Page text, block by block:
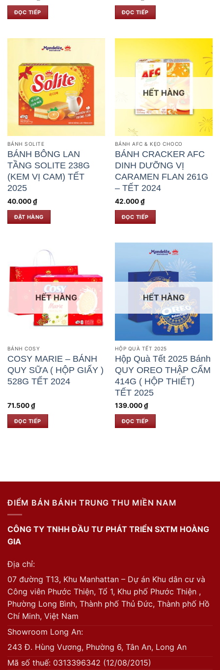
ĐỌC TIẾP ĐỌC TIẾP
BÁNH SOLITE
BÁNH BÔNG LAN
TẦNG SOLITE 238G
(KEM VỊ CAM) TẾT
2025
40.000₫
ĐẶT HÀNG
HẾT HÀNG
BÁNH AFC & KẸO CHOCO
BÁNH CRACKER AFC
DINH DƯỠNG VỊ
CARAMEN FLAN 261G
– TẾT 2024
42.000₫
ĐỌC TIẾP
HẾT HÀNG
BÁNH COSY
COSY MARIE – BÁNH
QUY SỮA ( HỘP GIẤY )
528G TẾT 2024
71.500₫
ĐỌC TIẾP
HẾT HÀNG
HỘP QUÀ TẾT 2025
Hộp Quà Tết 2025 Bánh
QUY OREO THẬP CẨM
414G ( HỘP THIẾT)
TẾT 2025
139.000₫
ĐỌC TIẾP
ĐIỂM BÁN BÁNH TRUNG THU MIỀN NAM
CÔNG TY TNHH ĐẦU TƯ PHÁT TRIỂN SXTM HOÀNG
GIA
Địa chỉ:
07 đường T13, Khu Manhattan – Dự án Khu dân cư và
Công viên Phước Thiện, Tổ 1, Khu phố Phước Thiện ,
Phường Long Bình, Thành phố Thủ Đức, Thành phố Hồ
Chí Minh, Việt Nam
Showroom Long An:
243 Đ. Hùng Vương, Phường 6, Tân An, Long An
Mã số thuế: 0313396342 (12/08/2015)